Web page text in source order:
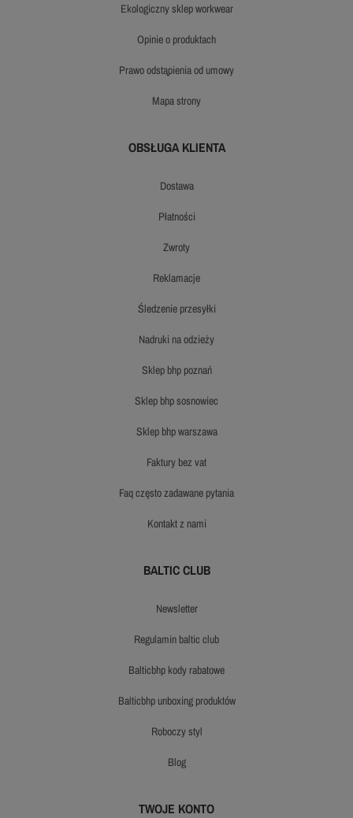
ekologiczny sklep workwear
opinie o produktach
prawo odstąpienia od umowy
mapa strony
OBSŁUGA KLIENTA
dostawa
płatności
zwroty
reklamacje
śledzenie przesyłki
nadruki na odzieży
sklep bhp poznań
sklep bhp sosnowiec
sklep bhp warszawa
faktury bez vat
faq często zadawane pytania
kontakt z nami
BALTIC CLUB
newsletter
regulamin baltic club
balticbhp kody rabatowe
balticbhp unboxing produktów
roboczy styl
blog
TWOJE KONTO